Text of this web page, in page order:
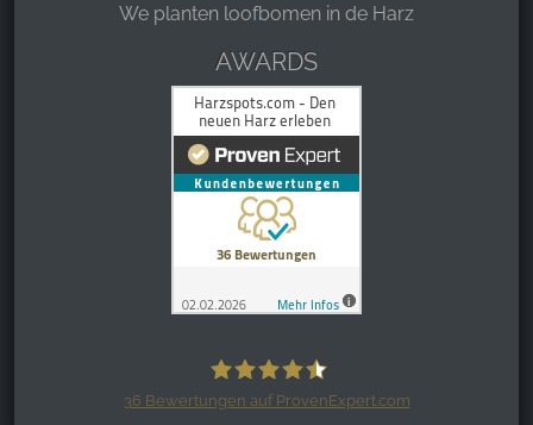
We planten loofbomen in de Harz
AWARDS
36 Bewertungen auf ProvenExpert.com